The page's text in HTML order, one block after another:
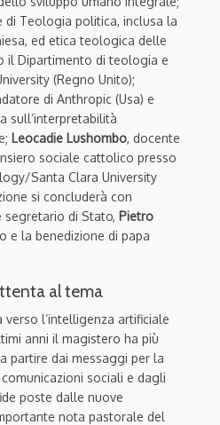
di Teologia politica, inclusa la
ed etica teologica delle
il Dipartimento di teologia e
(Regno Unito);
di Anthropic (Usa) e
sull’interpretabilità
Leocadie Lushombo, docente
sociale cattolico presso
Santa Clara University
si concluderà con
segretario di Stato, Pietro
e la benedizione di papa
al tema
verso l’intelligenza artificiale
anni il magistero ha più
partire dai messaggi per la
sociali e dagli
poste dalle nuove
nota pastorale del